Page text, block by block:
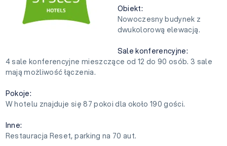
Obiekt:
Nowoczesny budynek z
dwukolorową elewacją.
Sale konferencyjne:
4 sale konferencyjne mieszczące od 12 do 90 osób. 3 sale
mają możliwość łączenia.
Pokoje:
W hotelu znajduje się 87 pokoi dla około 190 gości.
Inne:
Restauracja Reset, parking na 70 aut.